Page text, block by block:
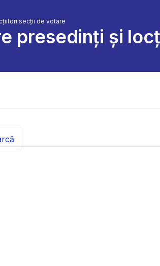
secții de votare
presedinți și